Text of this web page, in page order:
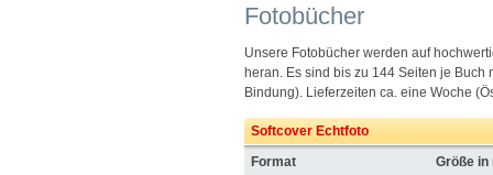
Fotobücher
Unsere Fotobücher werden auf
heran. Es sind bis zu 144 Seiten je
Bindung). Lieferzeiten ca. eine Woche
Softcover Echtfoto
Format
Größe in